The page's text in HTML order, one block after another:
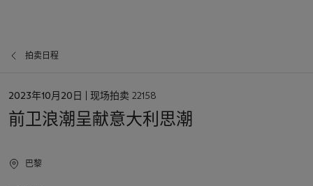
拍卖日程
日
2023年10月20日 | 现场拍卖 22158
前卫浪潮呈献意大利思潮
巴黎